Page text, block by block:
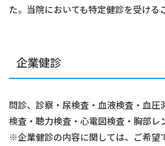
た。 当院においても特定健診を受ける
企業健診
問診、診察・尿検査・血液検査・血圧
検査・聴力検査・心電図検査・胸部レ
※企業健診の内容に関しては、ご希望